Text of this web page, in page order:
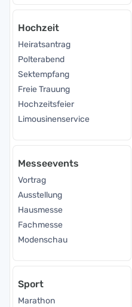
Hochzeit
Heiratsantrag
Polterabend
Sektempfang
Freie Trauung
Hochzeitsfeier
Limousinenservice
Messeevents
Vortrag
Ausstellung
Hausmesse
Fachmesse
Modenschau
Sport
Marathon